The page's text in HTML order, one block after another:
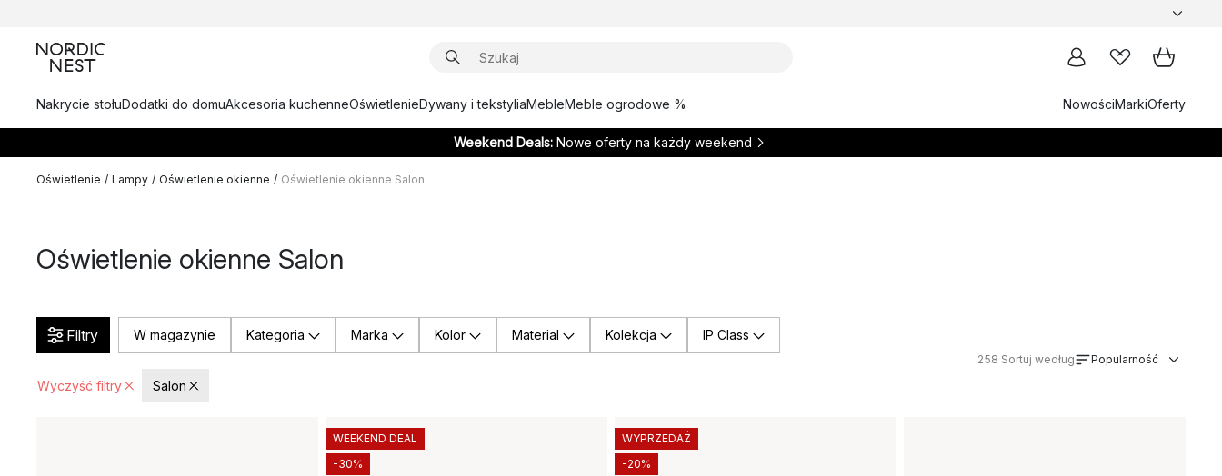
Nakrycie stołuDodatki do domuAkcesoria kuchenneOświetlenieDywany i tekstyliaMebleMeble ogrodowe % NowościMarkiOferty
Weekend Deals: Nowe oferty na każdy weekend
Oświetlenie / Lampy / Oświetlenie okienne / Oświetlenie okienne Salon
Oświetlenie okienne Salon
Filtry W magazynie Kategoria Marka Kolor Material Kolekcja IP Class
Wyczyść filtry Salon
258 Sortuj według Popularność
WEEKEND DEAL
-30%
WYPRZEDAŻ
-20%